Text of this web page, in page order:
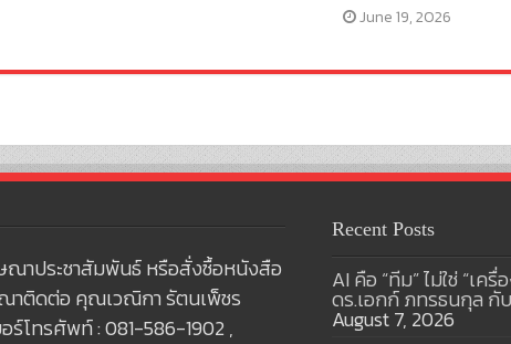
June 19, 2026
ณาประชาสัมพันธ์ หรือสั่งซื้อหนังสือ
าติดต่อ คุณเวณิกา รัตนเพ็ชร
อร์โทรศัพท์ : 081-586-1902 ,
Recent Posts
AI คือ “ทีม” ไม่ใช่ “เค
ดร.เอกก์ ภทรธนกุล กั
August 7, 2026